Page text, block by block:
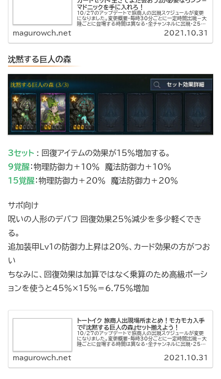
マドニックを手に入れろ！
10/27のアップデートで旅商人の出現スケジュールが変更
になりました。変更概要・毎時30分ごとに一定時間出現－大
陸ごとに登場する時間は異なる・全チャンネルに出現・25分
間アイテム販売－購入制限はすべてのchで適用巡回用に出
magurowch.net 2021.10.31
沈黙する巨人の森
3セット : 回復アイテムの効果が15％増加する。
9覚醒：物理防御力＋10％ 魔法防御力＋10％
15覚醒：物理防御力＋20％ 魔法防御力＋20％
サポ向け
呪いの人形のデバフ 回復効果25％減少を多少軽くでき
る。
追加装甲Lv1の防御力上昇は20％、カード効果の方がつお
い
ちなみに、回復効果は加算ではなく乗算のため高級ポーシ
ョンを使うと45％×15％＝6.75％増加
トートイク 旅商人出現場所まとめ！モカモカ入手
で『沈黙する巨人の森』セット揃えよう！
10/27のアップデートで旅商人の出現スケジュールが変更
になりました。変更概要・毎時30分ごとに一定時間出現－大
陸ごとに登場する時間は異なる・全チャンネルに出現・25分
magurowch.net 2021.10.31